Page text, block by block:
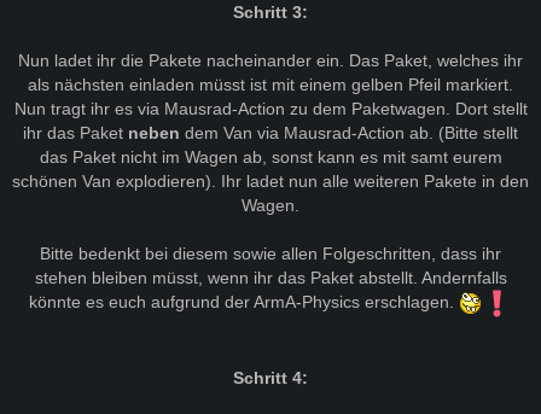
Schritt 3:
Nun ladet ihr die Pakete nacheinander ein. Das Paket, welches ihr
als nächsten einladen müsst ist mit einem gelben Pfeil markiert.
Nun tragt ihr es via Mausrad-Action zu dem Paketwagen. Dort stellt
ihr das Paket neben dem Van via Mausrad-Action ab. (Bitte stellt
das Paket nicht im Wagen ab, sonst kann es mit samt eurem
schönen Van explodieren). Ihr ladet nun alle weiteren Pakete in den
Wagen.
Bitte bedenkt bei diesem sowie allen Folgeschritten, dass ihr
stehen bleiben müsst, wenn ihr das Paket abstellt. Andernfalls
könnte es euch aufgrund der ArmA-Physics erschlagen.
Schritt 4: